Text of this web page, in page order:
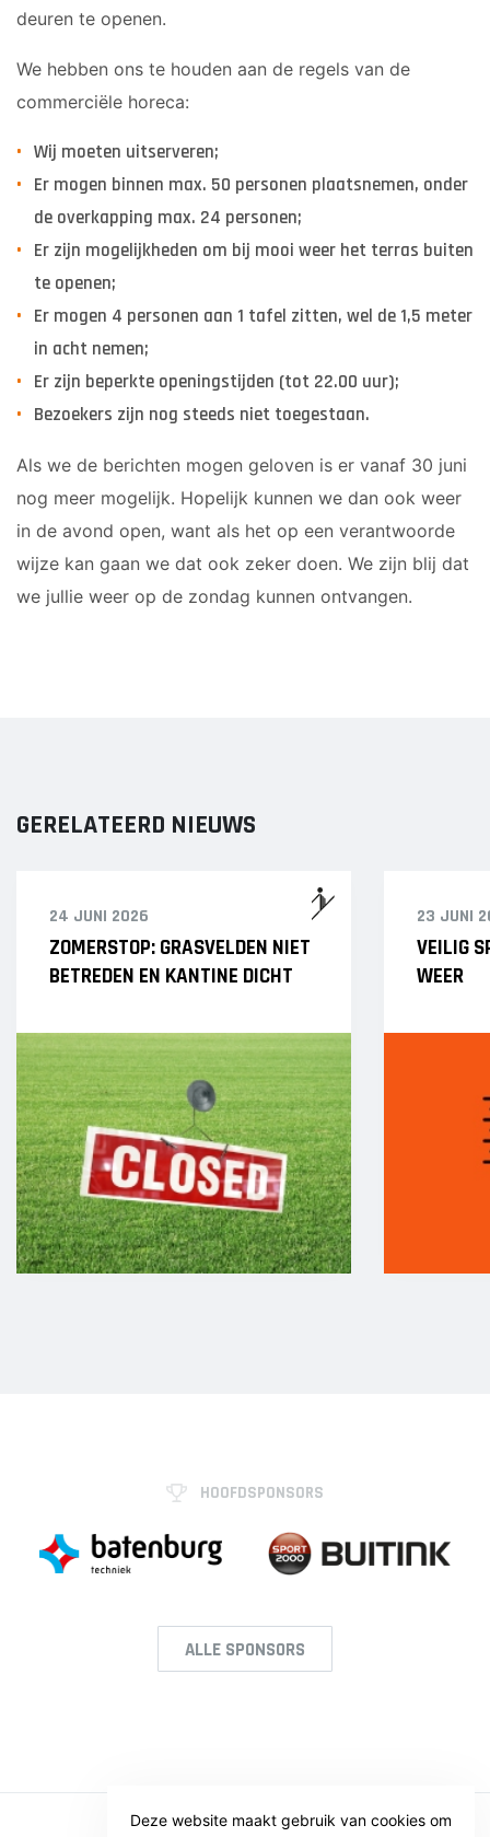
Deze website maakt gebruik van cookies om
deuren te openen.
We hebben ons te houden aan de regels van de
commerciële horeca:
Wij moeten uitserveren;
Er mogen binnen max. 50 personen plaatsnemen, onder
de overkapping max. 24 personen;
Er zijn mogelijkheden om bij mooi weer het terras buiten
te openen;
Er mogen 4 personen aan 1 tafel zitten, wel de 1,5 meter
in acht nemen;
Er zijn beperkte openingstijden (tot 22.00 uur);
Bezoekers zijn nog steeds niet toegestaan.
Als we de berichten mogen geloven is er vanaf 30 juni
nog meer mogelijk. Hopelijk kunnen we dan ook weer
in de avond open, want als het op een verantwoorde
wijze kan gaan we dat ook zeker doen. We zijn blij dat
we jullie weer op de zondag kunnen ontvangen.
GERELATEERD NIEUWS
24 JUNI 2026
ZOMERSTOP: GRASVELDEN NIET
BETREDEN EN KANTINE DICHT
23 JUNI
VEILIG
WEER
HOOFDSPONSORS
ALLE SPONSORS